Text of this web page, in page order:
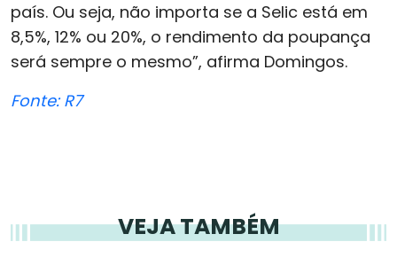
país. Ou seja, não importa se a Selic está em
8,5%, 12% ou 20%, o rendimento da poupança
será sempre o mesmo”, afirma Domingos.
Fonte: R7
VEJA TAMBÉM